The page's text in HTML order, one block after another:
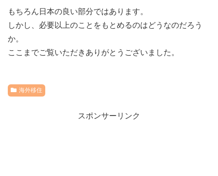
もちろん日本の良い部分ではあります。
しかし、必要以上のことをもとめるのはどうなのだろう
か。
ここまでご覧いただきありがとうございました。
海外移住
スポンサーリンク